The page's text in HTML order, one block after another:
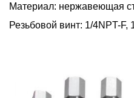
Материал: нержавеющая
Резьбовой винт: 1/4NPT-F,